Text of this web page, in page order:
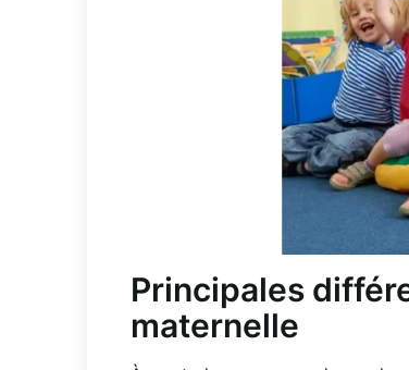
Principales
maternelle